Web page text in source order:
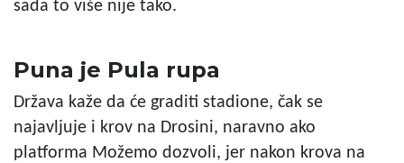
sada to više nije tako.
Puna je Pula rupa
Država kaže da će graditi stadione, čak se
najavljuje i krov na Drosini, naravno ako
platforma Možemo dozvoli, jer nakon krova na